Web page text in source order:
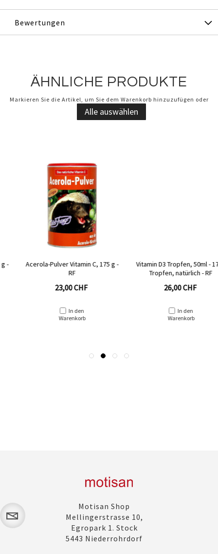
Bewertungen
ÄHNLICHE PRODUKTE
Markieren Sie die Artikel, um Sie dem Warenkorb hinzuzufügen oder
Alle auswählen
Acerola-Pulver Vitamin C, 175 g -
23,00 CHF
In den
Warenkorb
Vitamin D3 Tropfen, 50ml - 1700
Tropfen, natürlich - RF
26,00 CHF
In den
Warenkorb
Motisan Shop
Mellingerstrasse 10,
Egropark 1. Stock
5443 Niederrohrdorf